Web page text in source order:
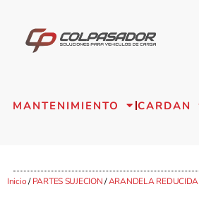
MANTENIMIENTO CARDAN
Inicio/PARTES SUJECION/ARANDELA REDUCIDA